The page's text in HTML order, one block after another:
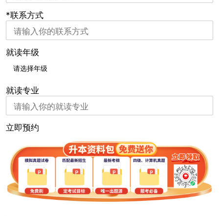
*联系方式
就读年级
就读专业
立即预约